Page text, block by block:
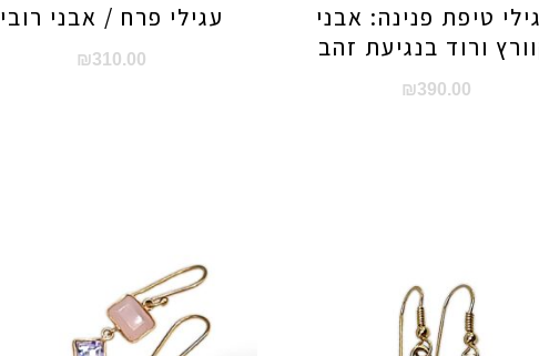
עגילי פרח / אבני רובי
₪310.00
טיפת פנינה: אבני
ורוד בנגיעת זהב
₪390.00